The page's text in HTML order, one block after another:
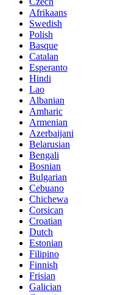
Afrikaans
Swedish
Polish
Basque
Catalan
Esperanto
Hindi
Lao
Albanian
Amharic
Armenian
Azerbaijani
Belarusian
Bengali
Bosnian
Bulgarian
Cebuano
Chichewa
Corsican
Croatian
Dutch
Estonian
Filipino
Finnish
Frisian
Galician